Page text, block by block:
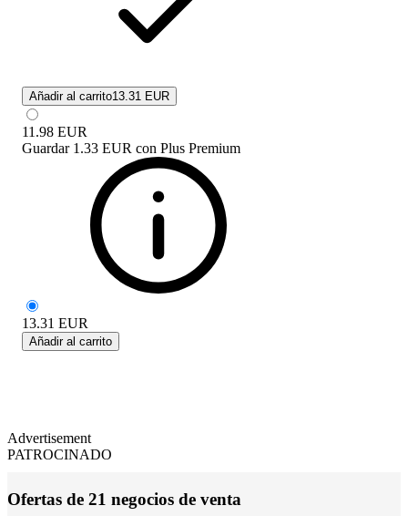
Añadir al carrito13.31 EUR
11.98 EUR
Guardar 1.33 EUR con Plus Premium
13.31 EUR
Añadir al carrito
Advertisement
PATROCINADO
Ofertas de 21 negocios de venta